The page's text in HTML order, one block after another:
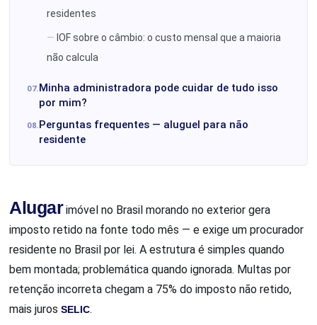
residentes
IOF sobre o câmbio: o custo mensal que a maioria
não calcula
Minha administradora pode cuidar de tudo isso
por mim?
Perguntas frequentes — aluguel para não
residente
Alugarimóvel no Brasil morando no exterior gera
imposto retido na fonte todo mês — e exige um procurador
residente no Brasil por lei. A estrutura é simples quando
bem montada; problemática quando ignorada. Multas por
retenção incorreta chegam a 75% do imposto não retido,
mais jurosSELIC.